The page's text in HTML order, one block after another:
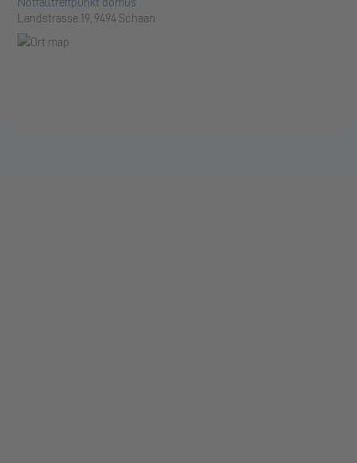
Landstrasse 19, 9494 Schaan